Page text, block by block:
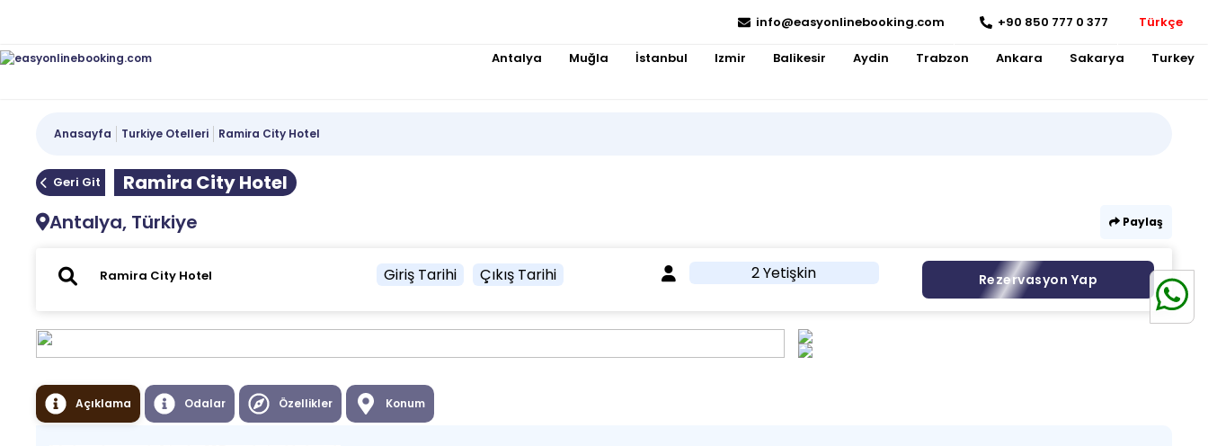
info@easyonlinebooking.com +90 850 777 0 377 Türkçe
Antalya Muğla İstanbul Izmir Balikesir Aydin Trabzon Ankara Sakarya Turkey
Anasayfa Turkiye Otelleri Ramira City Hotel
Geri Git
Ramira City Hotel
Antalya, Türkiye
Paylaş
Giriş Tarihi Çıkış Tarihi 2 Yetişkin Rezervasyon Yap
Açıklama Odalar Özellikler Konum